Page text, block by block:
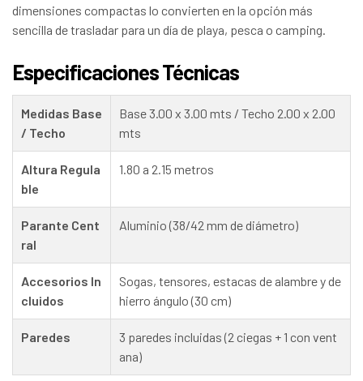
dimensiones compactas lo convierten en la opción más
sencilla de trasladar para un día de playa, pesca o camping.
Especificaciones Técnicas
Medidas Base
/ Techo
Base 3.00 x 3.00 mts / Techo 2.00 x 2.00
mts
Altura Regula
ble
1.80 a 2.15 metros
Parante Cent
ral
Aluminio (38/42 mm de diámetro)
Accesorios In
cluidos
Sogas, tensores, estacas de alambre y de
hierro ángulo (30 cm)
Paredes
3 paredes incluidas (2 ciegas + 1 con vent
ana)